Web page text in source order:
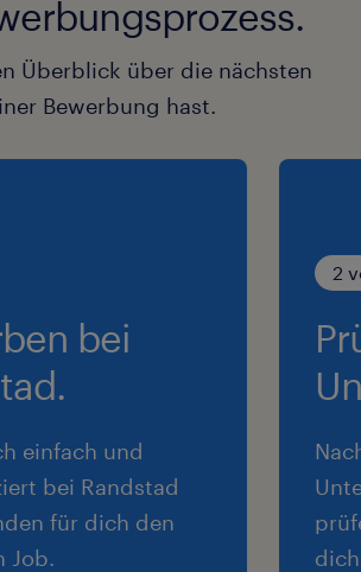
Überblick über die nächsten
Bewerbung hast.
bei
einfach und
bei Randstad
für dich den
Job.
2